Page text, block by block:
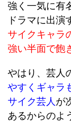
強く一気に有
ドラマに出演
サイクキャラ
強い半面で飽
やはり、芸人
やすくギャラ
サイク芸人が
あるからのよ